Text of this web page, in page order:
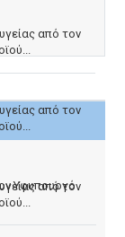
από τον
από τον
από τον
Υφυπουργό